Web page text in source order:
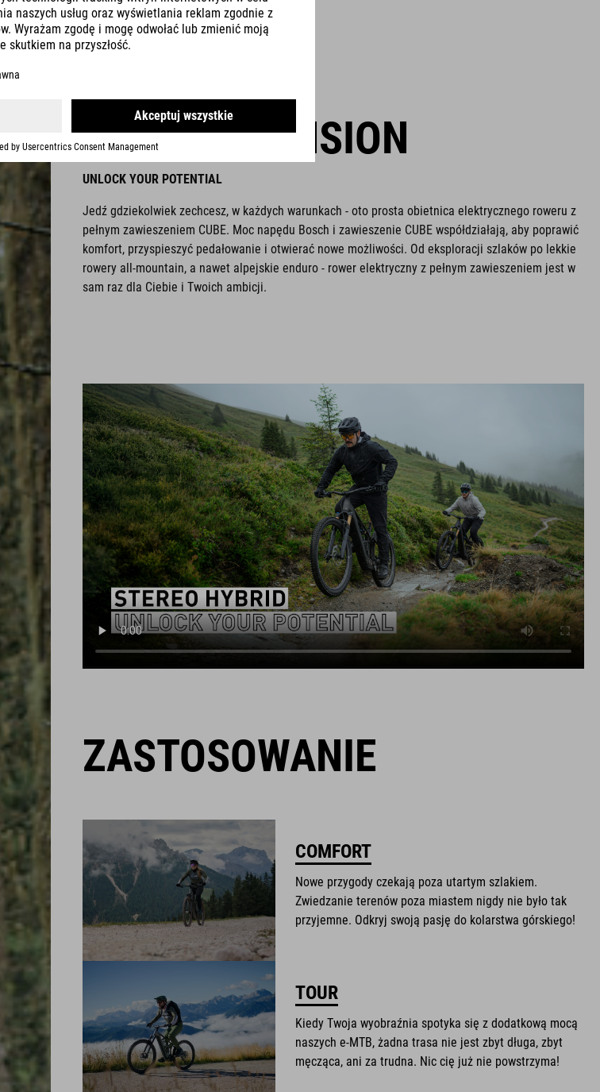
FULLSUSPENSION
UNLOCK YOUR POTENTIAL
Jedź gdziekolwiek zechcesz, w każdych warunkach - oto prosta obietnica elektrycznego roweru z
pełnym zawieszeniem CUBE. Moc napędu Bosch i zawieszenie CUBE współdziałają, aby poprawić
komfort, przyspieszyć pedałowanie i otwierać nowe możliwości. Od eksploracji szlaków po lekkie
rowery all-mountain, a nawet alpejskie enduro - rower elektryczny z pełnym zawieszeniem jest w
sam raz dla Ciebie i Twoich ambicji.
ZASTOSOWANIE
COMFORT
Nowe przygody czekają poza utartym szlakiem.
Zwiedzanie terenów poza miastem nigdy nie było tak
przyjemne. Odkryj swoją pasję do kolarstwa górskiego!
TOUR
Kiedy Twoja wyobraźnia spotyka się z dodatkową mocą
naszych e-MTB, żadna trasa nie jest zbyt długa, zbyt
męcząca, ani za trudna. Nic cię już nie powstrzyma!